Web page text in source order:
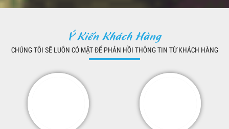
Ý Kiến Khách Hàng
CHÚNG TÔI SẼ LUÔN CÓ MẶT ĐỂ PHẢN HỒI THÔNG TIN TỪ KHÁCH HÀNG